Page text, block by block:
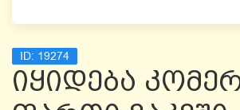
ID: 19274
იყიდება